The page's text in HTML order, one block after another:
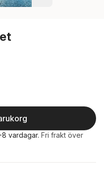
8 vardagar. Fri frakt över